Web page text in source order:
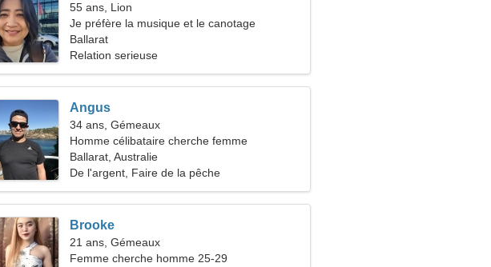
55 ans, Lion
Je préfère la musique et le canotage
Ballarat
Relation serieuse
Angus
34 ans, Gémeaux
Homme célibataire cherche femme
Ballarat, Australie
De l'argent, Faire de la pêche
Brooke
21 ans, Gémeaux
Femme cherche homme 25-29